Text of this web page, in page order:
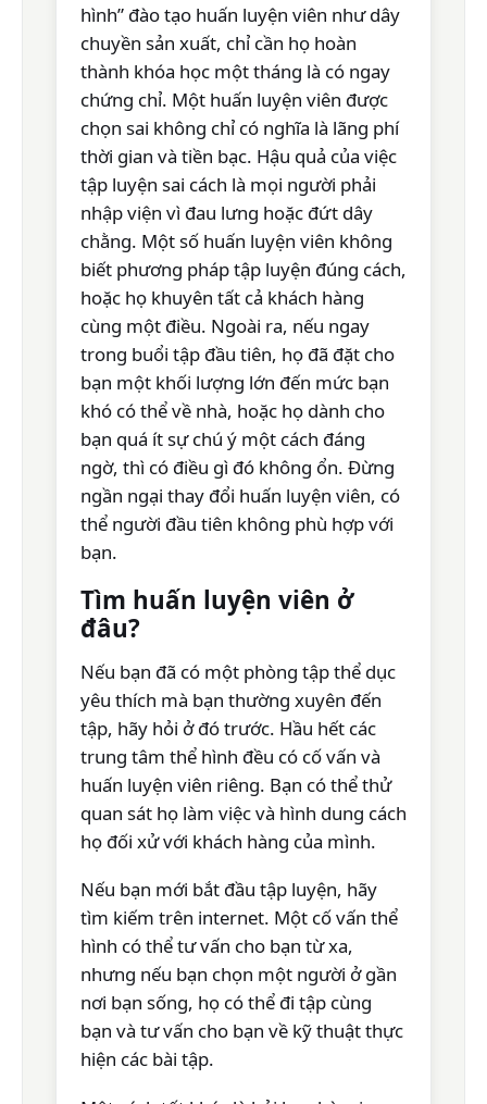
hình” đào tạo huấn luyện viên như dây
chuyền sản xuất, chỉ cần họ hoàn
thành khóa học một tháng là có ngay
chứng chỉ. Một huấn luyện viên được
chọn sai không chỉ có nghĩa là lãng phí
thời gian và tiền bạc. Hậu quả của việc
tập luyện sai cách là mọi người phải
nhập viện vì đau lưng hoặc đứt dây
chằng. Một số huấn luyện viên không
biết phương pháp tập luyện đúng cách,
hoặc họ khuyên tất cả khách hàng
cùng một điều. Ngoài ra, nếu ngay
trong buổi tập đầu tiên, họ đã đặt cho
bạn một khối lượng lớn đến mức bạn
khó có thể về nhà, hoặc họ dành cho
bạn quá ít sự chú ý một cách đáng
ngờ, thì có điều gì đó không ổn. Đừng
ngần ngại thay đổi huấn luyện viên, có
thể người đầu tiên không phù hợp với
bạn.
Tìm huấn luyện viên ở
đâu?
Nếu bạn đã có một phòng tập thể dục
yêu thích mà bạn thường xuyên đến
tập, hãy hỏi ở đó trước. Hầu hết các
trung tâm thể hình đều có cố vấn và
huấn luyện viên riêng. Bạn có thể thử
quan sát họ làm việc và hình dung cách
họ đối xử với khách hàng của mình.
Nếu bạn mới bắt đầu tập luyện, hãy
tìm kiếm trên internet. Một cố vấn thể
hình có thể tư vấn cho bạn từ xa,
nhưng nếu bạn chọn một người ở gần
nơi bạn sống, họ có thể đi tập cùng
bạn và tư vấn cho bạn về kỹ thuật thực
hiện các bài tập.